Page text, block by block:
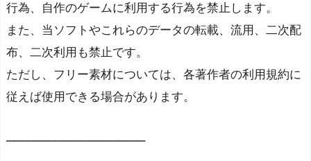
行為、自作のゲームに利用する行為を禁止します。
また、当ソフトやこれらのデータの転載、流用、二次配
布、二次利用も禁止です。
ただし、フリー素材については、各著作者の利用規約に
従えば使用できる場合があります。
────────────────────